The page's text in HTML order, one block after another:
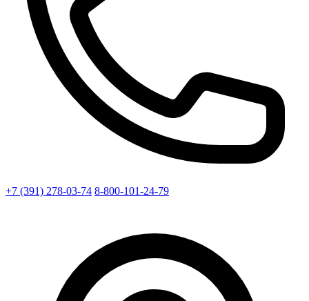
+7 (391) 278-03-74 8-800-101-24-79